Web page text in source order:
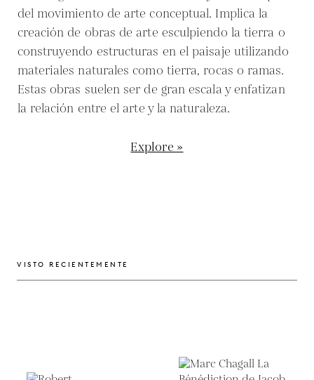
del movimiento de arte conceptual. Implica la
creación de obras de arte esculpiendo la tierra o
construyendo estructuras en el paisaje utilizando
materiales naturales como tierra, rocas o ramas.
Estas obras suelen ser de gran escala y enfatizan
la relación entre el arte y la naturaleza.
Explore »
VISTO RECIENTEMENTE